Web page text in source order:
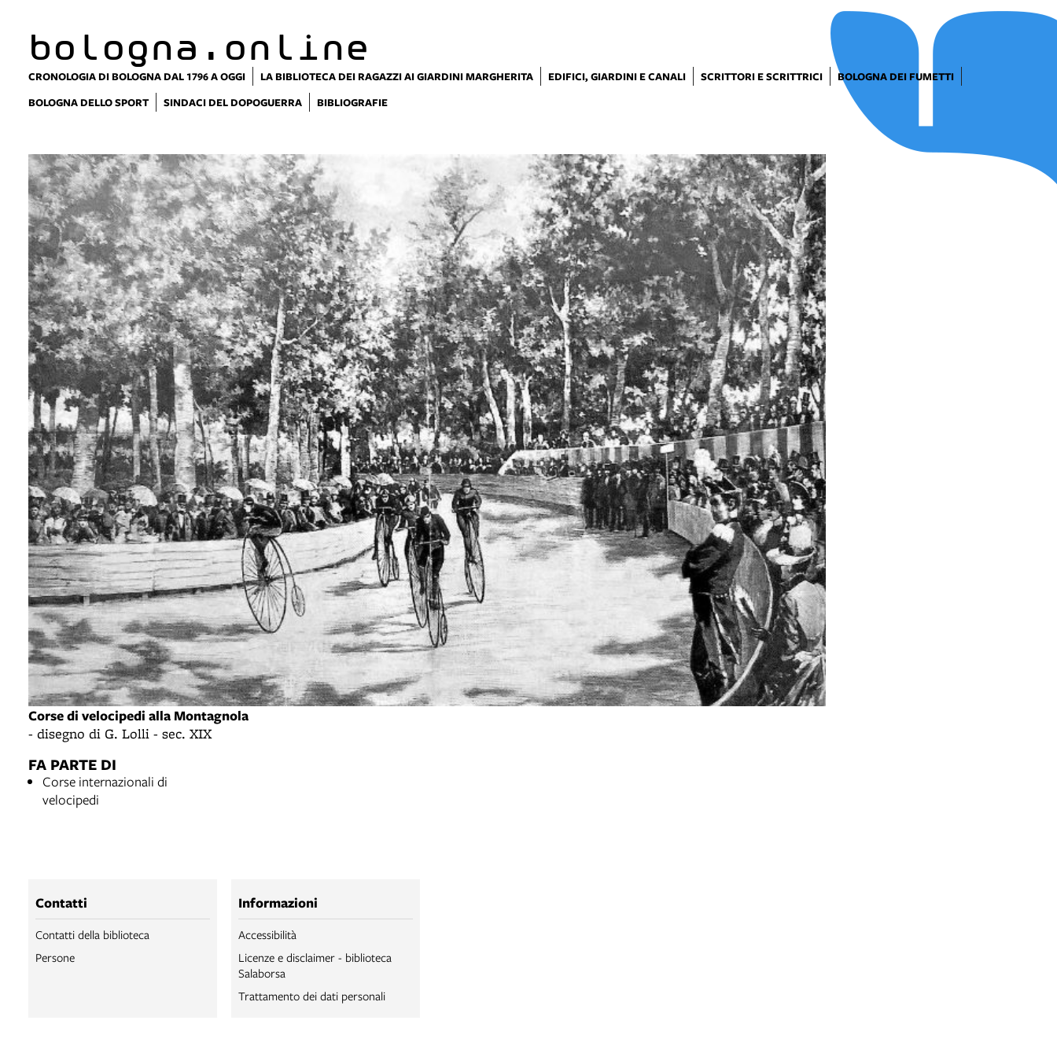
bologna.online
CRONOLOGIA DI BOLOGNA DAL 1796 A OGGI LA BIBLIOTECA DEI RAGAZZI AI GIARDINI MARGHERITA EDIFICI, GIARDINI E CANALI SCRITTORI E SCRITTRICI
BOLOGNA DEI FUMETTI
BOLOGNA DELLO SPORT
SINDACI DEL DOPOGUERRA BIBLIOGRAFIE
Corse di velocipedi alla Montagnola
- disegno di G. Lolli - sec. XIX
FA PARTE DI
Corse internazionali di
velocipedi
Contatti
Contatti della biblioteca
Persone
Informazioni
Accessibilità
Licenze e disclaimer - biblioteca
Salaborsa
Trattamento dei dati personali